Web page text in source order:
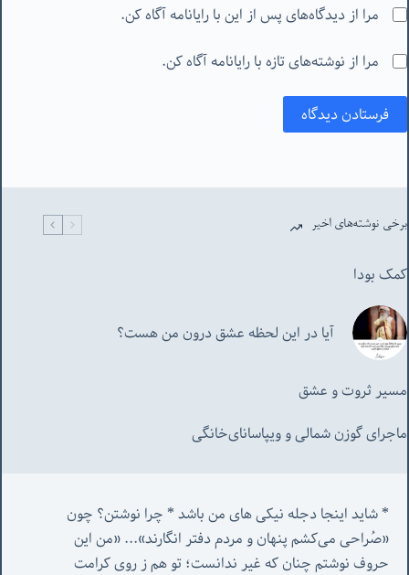
مرا از دیدگاه‌های پس از این با رایانامه آگاه کن.
مرا از نوشته‌های تازه با رایانامه آگاه کن.
فرستادن دیدگاه
برخی نوشته‌های اخیر
کمک بودا
آیا در این لحظه عشق درون من هست؟
مسیر ثروت و عشق
ماجرای گوزن شمالی و‌ ویپاسانای‌خانگی
«صُراحی می‌کشم پنهان‌ و مردم‌ دفتر انگارند»... «